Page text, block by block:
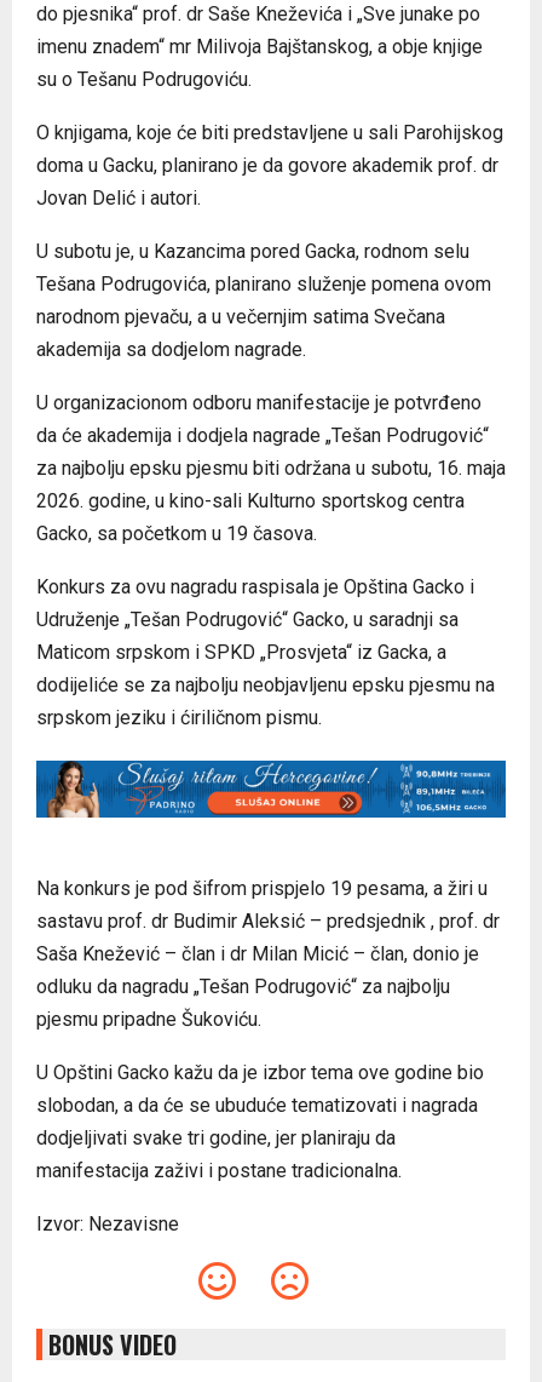
do pjesnika“ prof. dr Saše Kneževića i „Sve junake po
imenu znadem“ mr Milivoja Bajštanskog, a obje knjige
su o Tešanu Podrugoviću.
O knjigama, koje će biti predstavljene u sali Parohijskog
doma u Gacku, planirano je da govore akademik prof. dr
Jovan Delić i autori.
U subotu je, u Kazancima pored Gacka, rodnom selu
Tešana Podrugovića, planirano služenje pomena ovom
narodnom pjevaču, a u večernjim satima Svečana
akademija sa dodjelom nagrade.
U organizacionom odboru manifestacije je potvrđeno
da će akademija i dodjela nagrade „Tešan Podrugović“
za najbolju epsku pjesmu biti održana u subotu, 16. maja
2026. godine, u kino-sali Kulturno sportskog centra
Gacko, sa početkom u 19 časova.
Konkurs za ovu nagradu raspisala je Opština Gacko i
Udruženje „Tešan Podrugović“ Gacko, u saradnji sa
Maticom srpskom i SPKD „Prosvjeta“ iz Gacka, a
dodijeliće se za najbolju neobjavljenu epsku pjesmu na
srpskom jeziku i ćiriličnom pismu.
Na konkurs je pod šifrom prispjelo 19 pesama, a žiri u
sastavu prof. dr Budimir Aleksić – predsjednik , prof. dr
Saša Knežević – član i dr Milan Micić – član, donio je
odluku da nagradu „Tešan Podrugović“ za najbolju
pjesmu pripadne Šukoviću.
U Opštini Gacko kažu da je izbor tema ove godine bio
slobodan, a da će se ubuduće tematizovati i nagrada
dodjeljivati svake tri godine, jer planiraju da
manifestacija zaživi i postane tradicionalna.
Izvor: Nezavisne
BONUS VIDEO